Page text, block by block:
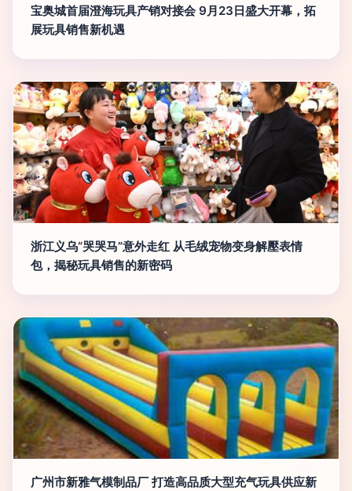
宝奥城首届澄海玩具产销对接会 9月23日盛大开幕，拓
展玩具销售新机遇
浙江义乌“哭哭马”意外走红 从毛绒宠物变身解壓表情
包，揭秘玩具销售的新密码
广州市新雅气模制品厂 打造高品质大型充气玩具供应新